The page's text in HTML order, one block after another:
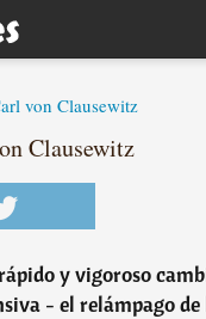
von Clausewitz
Clausewitz
y vigoroso
- el relámpago de